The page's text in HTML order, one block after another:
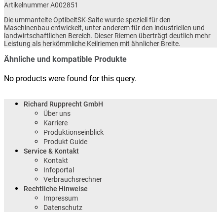
Artikelnummer A002851
Die ummantelte OptibeltSK-Saite wurde speziell für den
Maschinenbau entwickelt, unter anderem für den industriellen und
landwirtschaftlichen Bereich. Dieser Riemen überträgt deutlich mehr
Leistung als herkömmliche Keilriemen mit ähnlicher Breite.
Ähnliche und kompatible Produkte
No products were found for this query.
Richard Rupprecht GmbH
Über uns
Karriere
Produktionseinblick
Produkt Guide
Service & Kontakt
Kontakt
Infoportal
Verbrauchsrechner
Rechtliche Hinweise
Impressum
Datenschutz